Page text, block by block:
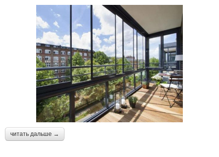
читать дальше →